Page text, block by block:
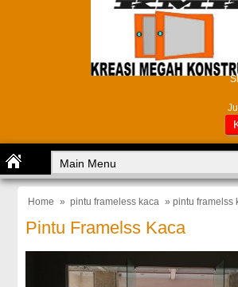
Home » pintu frameless kaca » pintu framelss
Pintu Framelss Kaca